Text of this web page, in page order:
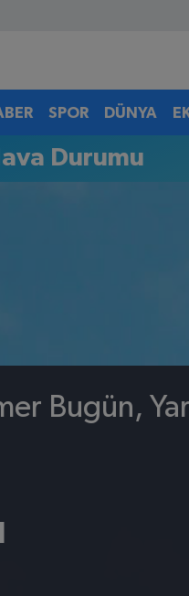
SPOR DÜNYA
Durumu
Bugün,